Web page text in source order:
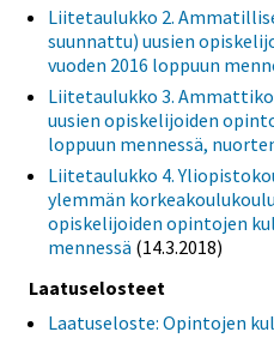
Liitetaulukko 2.
suunnattu) uusien
vuoden 2016 loppuun
Liitetaulukko 3.
uusien opiskelijoiden
loppuun mennessä,
Liitetaulukko 4.
ylemmän
opiskelijoiden opintojen
mennessä (14.3.2018)
Laatuselosteet
Laatuseloste: Opintojen